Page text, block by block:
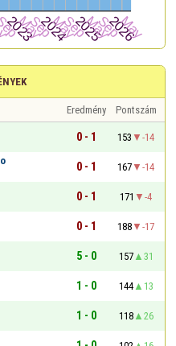
Eredmény
Pontszám
0 - 1 153
-14
0 - 1 167
-14
0 - 1 171
-4
0 - 1 188
-17
5 - 0 157
31
1 - 0 144
13
1 - 0 118
26